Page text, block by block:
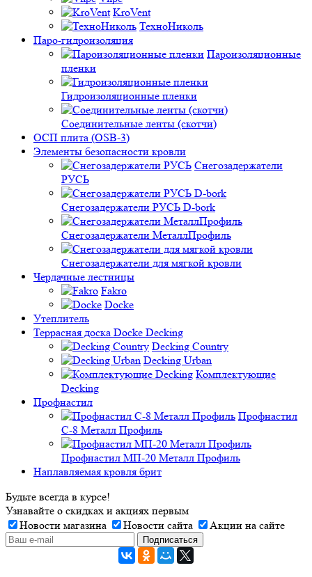
KroVent
ТехноНиколь
Паро-гидроизоляция
Пароизоляционные
пленки
Гидроизоляционные пленки
Соединительные ленты (скотчи)
ОСП плита (OSB-3)
Элементы безопасности кровли
Снегозадержатели
РУСЬ
Снегозадержатели РУСЬ D-bork
Снегозадержатели МеталлПрофиль
Снегозадержатели для мягкой кровли
Чердачные лестницы
Fakro
Docke
Утеплитель
Террасная доска Docke Decking
Decking Country
Decking Urban
Комплектующие
Decking
Профнастил
Профнастил
C-8 Металл Профиль
Профнастил МП-20 Металл Профиль
Наплавляемая кровля брит
Будьте всегда в курсе!
Узнавайте о скидках и акциях первым
Новости магазина
Новости сайта Акции на сайте